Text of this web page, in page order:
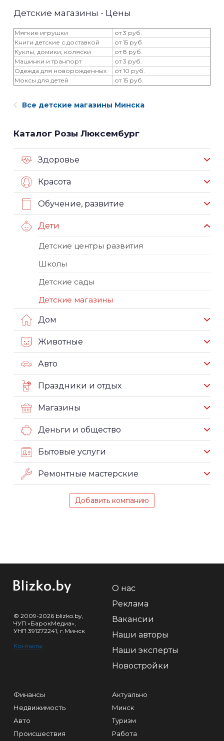
Детские магазины - Цены
Мягкие игрушки
от 3 руб.
Книги детские с доставкой
от 15 руб.
Куклы, домики, коляски
от 8 руб.
Машинки и транпорт
от 3 руб.
Одежда для новорожденных
от 10 руб.
Моксы для детей
от 15 руб.
Все детские магазины Минска
Каталог Розы Люксембург
Здоровье
Красота
Обучение, развитие
Дети
Детские центры развития
Школы
Детские сады
Детские магазины
Дом
Животные
Авто
Праздники и отдых
Магазины
Деньги и общество
Бытовые услуги
Ремонтные мастерские
Добавить компанию
© 2009-2026 blizko.by,
ЧУП «БарокМедиа»,
УНП 391272241, г.Минск
Контакты
О нас
Реклама
Вакансии
Наши авторы
Наши эксперты
Новостройки
Финансы
Недвижимость
Авто
Происшествия
Актуально
Минск
Туризм
Работа